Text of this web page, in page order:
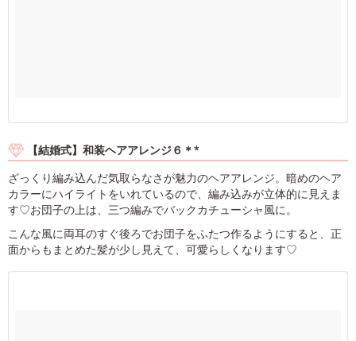
【結婚式】和装ヘアアレンジ６＊*
ざっくり編み込んだ気取らなさが魅力のヘアアレンジ。暗めのヘア
カラーにハイライトをいれているので、編み込みが立体的に見えま
す♡お団子の上は、三つ編みでバックカチューシャ風に。
こんな風に両耳のすぐ後ろでお団子をふたつ作るようにすると、正
面からもまとめた髪が少し見えて、可愛らしくなります♡